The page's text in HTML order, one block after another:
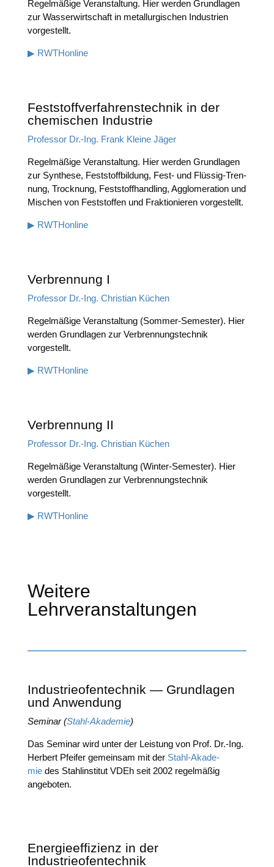
Regel­mä­ßi­ge Ver­an­stal­tung. Hier wer­den Grund­la­gen
zur Was­ser­wirt­schaft in metall­ur­gi­schen Indus­trien
vorgestellt.
▶ RWTHon­line
Feststoffverfahrenstechnik in der
chemischen Industrie
Pro­fes­sor Dr.-Ing. Frank Klei­ne Jäger
Regel­mä­ßi­ge Ver­an­stal­tung. Hier wer­den Grund­la­gen
zur Syn­the­se, Fest­stoff­bil­dung, Fest- und Flüs­sig-Tren­
nung, Trock­nung, Fest­stoff­hand­ling, Agglo­me­ra­ti­on und
Mischen von Fest­stof­fen und Frak­tio­nie­ren vorgestellt.
▶ RWTHon­line
Verbrennung I
Pro­fes­sor Dr.-Ing. Chris­ti­an Küchen
Regel­mä­ßi­ge Ver­an­stal­tung (Som­mer-Semes­ter). Hier
wer­den Grund­la­gen zur Ver­bren­nungs­tech­nik
vorgestellt.
▶ RWTHon­line
Verbrennung II
Pro­fes­sor Dr.-Ing. Chris­ti­an Küchen
Regel­mä­ßi­ge Ver­an­stal­tung (Win­ter-Semes­ter). Hier
wer­den Grund­la­gen zur Ver­bren­nungs­tech­nik
vorgestellt.
▶ RWTHon­line
Weitere
Lehrveranstaltungen
Industrieofentechnik — Grundlagen
und Anwendung
Semi­nar (Stahl-Aka­de­mie)
Das Semi­nar wird unter der Leis­tung von Prof. Dr.-Ing.
Her­bert Pfei­fer gemein­sam mit der Stahl-Aka­de­
miedes Stahl­in­sti­tut VDEh seit 2002 regel­mä­ßig
angeboten.
Energieeffizienz in der
Industrieofentechnik